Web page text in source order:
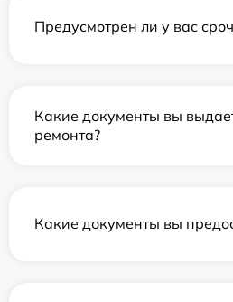
Предусмотрен ли у вас
Какие документы вы
ремонта?
Какие документы вы